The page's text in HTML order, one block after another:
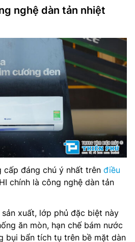
nghệ dàn tản nhiệt
cấp đáng chú ý nhất trên điều
chính là công nghệ dàn tản
xuất, lớp phủ đặc biệt này
ăn mòn, hạn chế bám nước
bụi bẩn tích tụ trên bề mặt dàn